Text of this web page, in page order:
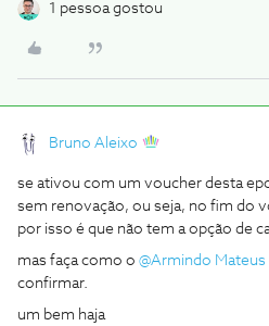
1 pessoa gostou
Bruno Aleixo
se ativou com um voucher desta
sem renovação, ou seja, no fim do
por isso é que não tem a opção de
mas faça como o @Armindo Mateus
confirmar.
um bem haja